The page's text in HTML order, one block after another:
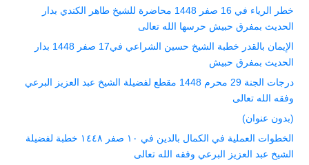
خطر الرياء في 16 صفر 1448 محاضرة للشيخ طاهر الكندي بدار
الحديث بمفرق حبيش حرسها الله تعالى
الإيمان بالقدر خطبة الشيخ حسين الشراعي في17 صفر 1448 بدار
الحديث بمفرق حبيش
درجات الجنة 29 محرم 1448 مقطع لفضيلة الشيخ عبد العزيز البرعي
وفقه الله تعالى
(بدون عنوان)
الخطوات العملية في الكمال بالدين في ١٠ صفر ١٤٤٨ خطبة لفضيلة
الشيخ عبد العزيز البرعي وفقه الله تعالى